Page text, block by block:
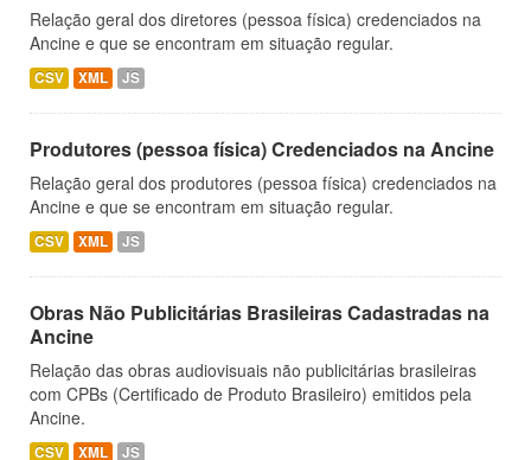
Relação geral dos diretores (pessoa física) credenciados na
Ancine e que se encontram em situação regular.
CSV XML JS
Produtores (pessoa física) Credenciados na Ancine
Relação geral dos produtores (pessoa física) credenciados na
Ancine e que se encontram em situação regular.
CSV XML JS
Obras Não Publicitárias Brasileiras Cadastradas na
Ancine
Relação das obras audiovisuais não publicitárias brasileiras
com CPBs (Certificado de Produto Brasileiro) emitidos pela
Ancine.
CSV XML JS